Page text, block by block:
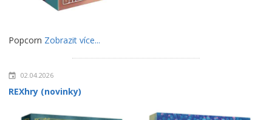
Popcorn Zobrazit více...
02.04.2026
REXhry (novinky)